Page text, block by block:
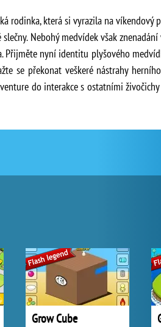
rodinka, která si vyrazila na
Nebohý medvídek však
Přijměte nyní identitu plyšového
se překonat veškeré nástrahy
do interakce s ostatními
Grow Cube